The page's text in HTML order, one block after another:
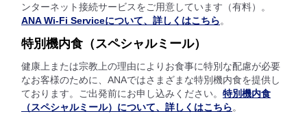
ンターネット接続サービスをご用意しています（有料）。
ANA Wi-Fi Serviceについて、詳しくはこちら。
特別機内食（スペシャルミール）
健康上または宗教上の理由によりお食事に特別な配慮が必要
なお客様のために、ANAではさまざまな特別機内食を提供し
ております。ご出発前にお申し込みください。 特別機内食
（スペシャルミール）について、詳しくはこちら。